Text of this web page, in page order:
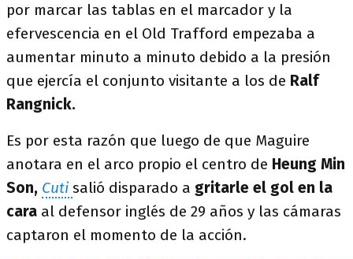
por marcar las tablas en el marcador y la
efervescencia en el Old Trafford empezaba a
aumentar minuto a minuto debido a la presión
que ejercía el conjunto visitante a los de Ralf
Rangnick.
Es por esta razón que luego de que Maguire
anotara en el arco propio el centro de Heung Min
Son, Cuti salió disparado a gritarle el gol en la
cara al defensor inglés de 29 años y las cámaras
captaron el momento de la acción.